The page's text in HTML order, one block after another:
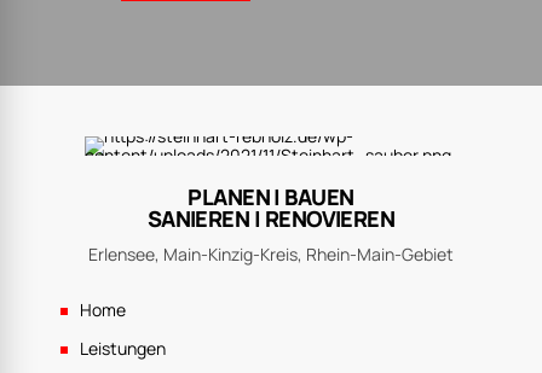
PLANEN | BAUEN
SANIEREN | RENOVIEREN
Erlensee, Main-Kinzig-Kreis, Rhein-Main-Gebiet
Home
Leistungen